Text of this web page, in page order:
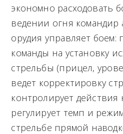
экономно расходовать
ведении огня командир
орудия управляет боем:
команды на установку
стрельбы (прицел,
ведет корректировку
контролирует действия
регулирует темп и
стрельбе прямой